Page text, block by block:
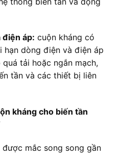
điện áp: cuộn kháng có
dòng điện và điện áp
tải hoặc ngắn mạch,
tần và các thiết bị liên
kháng cho biến tần
mắc song song gần